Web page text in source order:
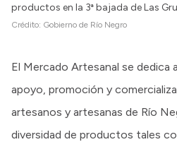
productos en la 3ª bajada de Las
Crédito: Gobierno de Río Negro
El Mercado Artesanal se dedica
apoyo, promoción y
artesanos y artesanas de Río
diversidad de productos tales